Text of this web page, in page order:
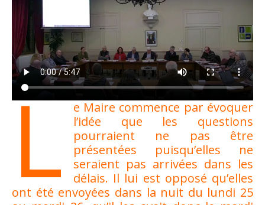
L
e Maire commence par évoquer
l’idée que les questions
pourraient ne pas être
présentées puisqu’elles ne
seraient pas arrivées dans les
délais. Il lui est opposé qu’elles
ont été envoyées dans la nuit du lundi 25